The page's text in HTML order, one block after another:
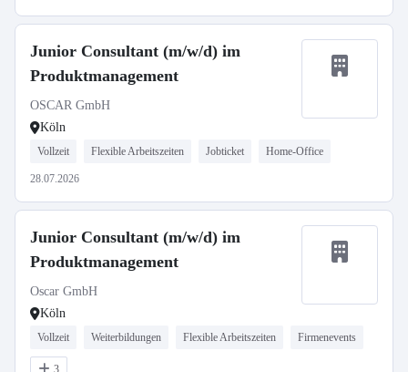
Junior Consultant (m/w/d) im
Produktmanagement
OSCAR GmbH
Köln
Vollzeit Flexible Arbeitszeiten Jobticket Home-Office
28.07.2026
Junior Consultant (m/w/d) im
Produktmanagement
Oscar GmbH
Köln
Vollzeit Weiterbildungen Flexible Arbeitszeiten Firmenevents
3